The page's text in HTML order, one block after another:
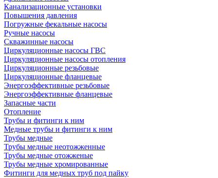
Канализационные установки
Повышения давления
Погружные фекальные насосы
Ручные насосы
Скважинные насосы
Циркуляционные насосы ГВС
Циркуляционные насосы отопления
Циркуляционные резьбовые
Циркуляционные фланцевые
Энергоэффективные резьбовые
Энергоэффективные фланцевые
Запасные части
Отопление
Трубы и фитинги к ним
Медные трубы и фитинги к ним
Трубы медные
Трубы медные неотожженные
Трубы медные отожженые
Трубы медные хромированные
Фитинги для медных труб под пайку